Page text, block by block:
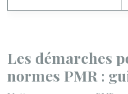
Les démarches
normes PMR :